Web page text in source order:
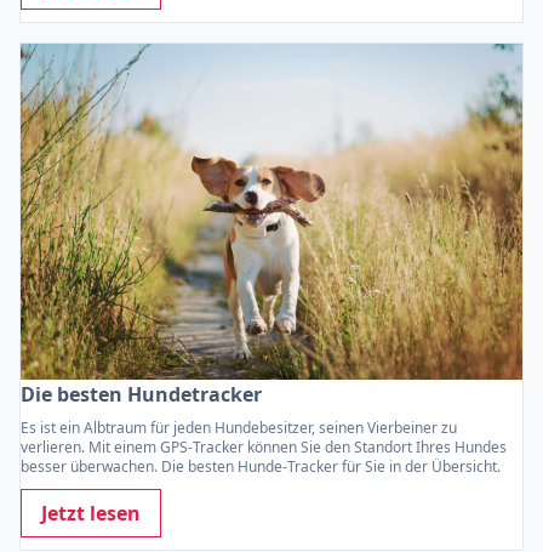
Die besten Hundetracker
Es ist ein Albtraum für jeden Hundebesitzer, seinen Vierbeiner zu
verlieren. Mit einem GPS-Tracker können Sie den Standort Ihres Hundes
besser überwachen. Die besten Hunde-Tracker für Sie in der Übersicht.
Jetzt lesen